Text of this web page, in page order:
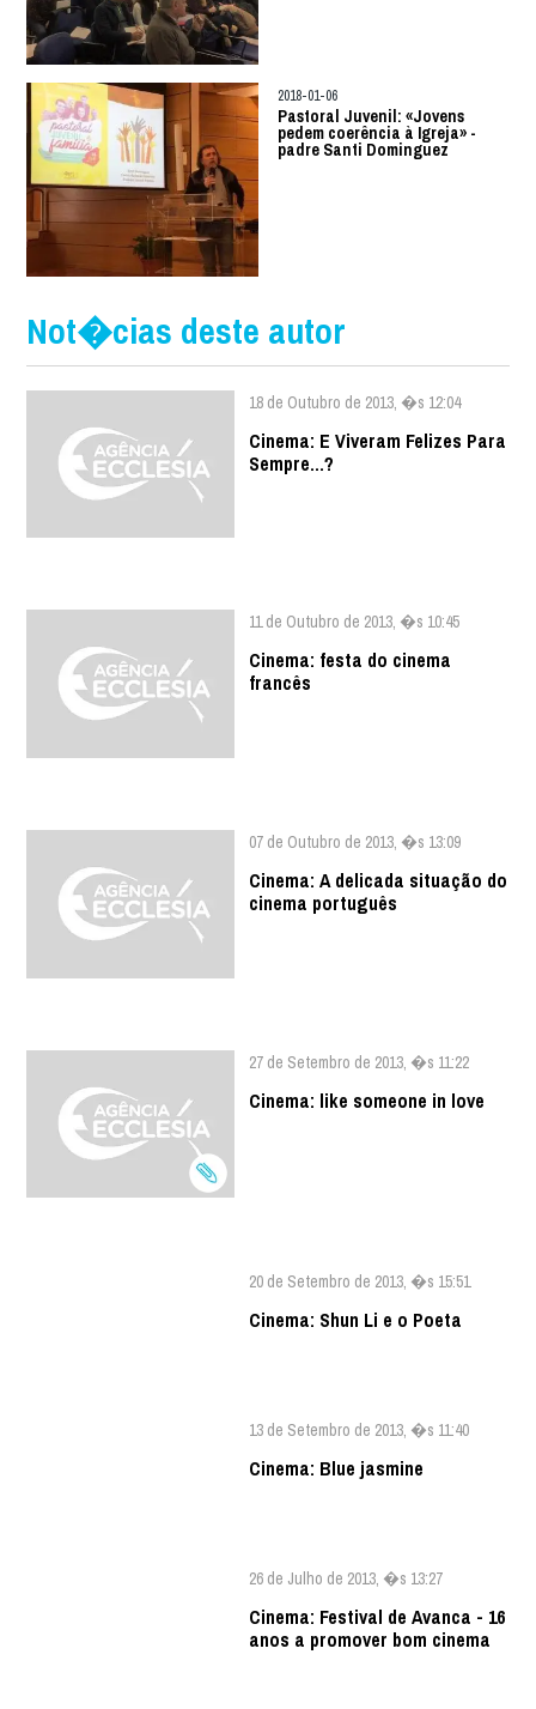
2018-01-06
Pastoral Juvenil: «Jovens
pedem coerência à Igreja» -
padre Santi Dominguez
Not�cias deste autor
18 de Outubro de 2013, �s 12:04
Cinema: E Viveram Felizes Para
Sempre...?
11 de Outubro de 2013, �s 10:45
Cinema: festa do cinema
francês
07 de Outubro de 2013, �s 13:09
Cinema: A delicada situação do
cinema português
27 de Setembro de 2013, �s 11:22
Cinema: like someone in love
20 de Setembro de 2013, �s 15:51
Cinema: Shun Li e o Poeta
13 de Setembro de 2013, �s 11:40
Cinema: Blue jasmine
26 de Julho de 2013, �s 13:27
Cinema: Festival de Avanca - 16
anos a promover bom cinema